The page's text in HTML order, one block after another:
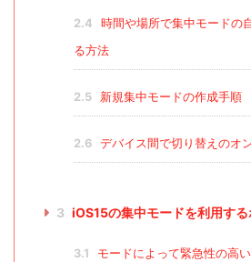
2.4
時間や場所で集中モードの
る方法
2.5 新規集中モードの作成手順
2.6 デバイス間で切り替えのオ
3 iOS15の集中モードを利用する
3.1
モードによって緊急性の高